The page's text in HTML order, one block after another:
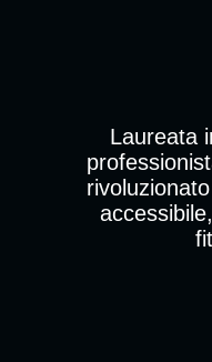
Laureata